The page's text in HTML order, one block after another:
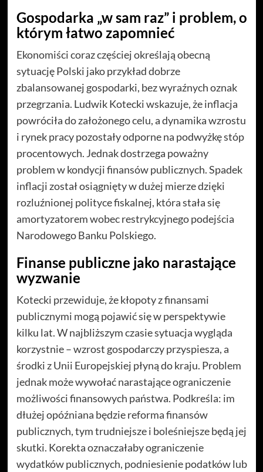
Gospodarka „w sam raz” i problem, o
którym łatwo zapomnieć
Ekonomiści coraz częściej określają obecną
sytuację Polski jako przykład dobrze
zbalansowanej gospodarki, bez wyraźnych oznak
przegrzania. Ludwik Kotecki wskazuje, że inflacja
powróciła do założonego celu, a dynamika wzrostu
i rynek pracy pozostały odporne na podwyżkę stóp
procentowych. Jednak dostrzega poważny
problem w kondycji finansów publicznych. Spadek
inflacji został osiągnięty w dużej mierze dzięki
rozluźnionej polityce fiskalnej, która stała się
amortyzatorem wobec restrykcyjnego podejścia
Narodowego Banku Polskiego.
Finanse publiczne jako narastające
wyzwanie
Kotecki przewiduje, że kłopoty z finansami
publicznymi mogą pojawić się w perspektywie
kilku lat. W najbliższym czasie sytuacja wygląda
korzystnie – wzrost gospodarczy przyspiesza, a
środki z Unii Europejskiej płyną do kraju. Problem
jednak może wywołać narastające ograniczenie
możliwości finansowych państwa. Podkreśla: im
dłużej opóźniana będzie reforma finansów
publicznych, tym trudniejsze i boleśniejsze będą jej
skutki. Korekta oznaczałaby ograniczenie
wydatków publicznych, podniesienie podatków lub